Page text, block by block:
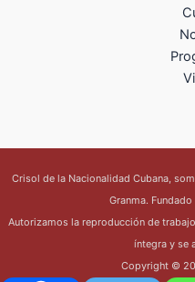
Crisol de la Nacionalidad Cubana,
Granma.
Autorizamos la reproducción de
íntegra y se
Copyright ©